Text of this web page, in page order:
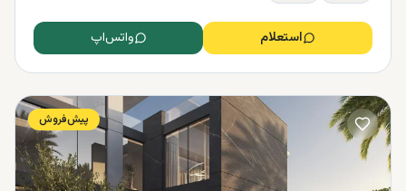
استعلام واتس‌اپ
پیش‌فروش